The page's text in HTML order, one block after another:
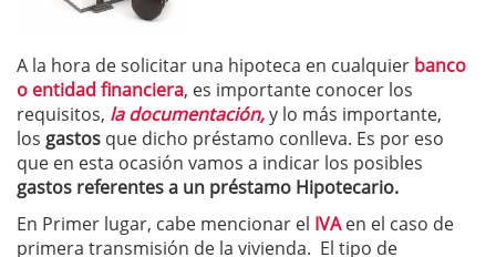
A la hora de solicitar una hipoteca en cualquier banco
o entidad financiera, es importante conocer los
requisitos, la documentación,y lo más importante,
los gastos que dicho préstamo conlleva. Es por eso
que en esta ocasión vamos a indicar los posibles
gastos referentes a un préstamo Hipotecario.
En Primer lugar, cabe mencionar el IVA en el caso de
primera transmisión de la vivienda. El tipo de